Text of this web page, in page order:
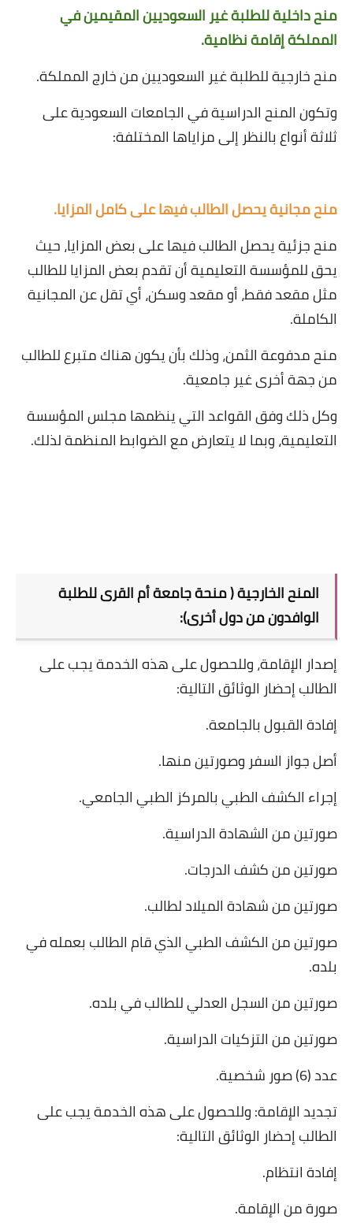
منح داخلية للطلبة غير السعوديين المقيمين في
المملكة إقامة نظامية.
منح خارجية للطلبة غير السعوديين من خارج المملكة.
وتكون المنح الدراسية في الجامعات السعودية على
ثلاثة أنواع بالنظر إلى مزاياها المختلفة:
منح مجانية يحصل الطالب فيها على كامل المزايا.
منح جزئية يحصل الطالب فيها على بعض المزايا، حيث
يحق للمؤسسة التعليمية أن تقدم بعض المزايا للطالب
مثل مقعد فقط، أو مقعد وسكن، أي تقل عن المجانية
الكاملة.
منح مدفوعة الثمن، وذلك بأن يكون هناك متبرع للطالب
من جهة أخرى غير جامعية.
​​وكل ذلك وفق القواعد التي ينظمها مجلس المؤسسة
التعليمية، وبما لا يتعارض مع الضوابط المنظمة لذلك.
المنح الخارجية ( منحة جامعة أم القرى للطلبة
الوافدون من دول أخرى):
إصدار الإقامة، وللحصول على هذه الخدمة يجب على
الطالب إحضار الوثائق التالية:
إفادة القبول بالجامعة.
أصل جواز السفر وصورتين منها.
إجراء الكشف الطبي بالمركز الطبي الجامعي.
صورتين من الشهادة الدراسية.
صورتين من كشف الدرجات.
صورتين من شهادة الميلاد لطالب.
صورتين من الكشف الطبي الذي قام الطالب بعمله في
بلده.
صورتين من السجل العدلي للطالب في بلده.
صورتين من التزكيات الدراسية.
عدد (6) صور شخصية
.
تجديد الإقامة: وللحصول على هذه الخدمة يجب على
الطالب إحضار الوثائق التالية:
إفادة انتظام.
صورة من الإقامة.